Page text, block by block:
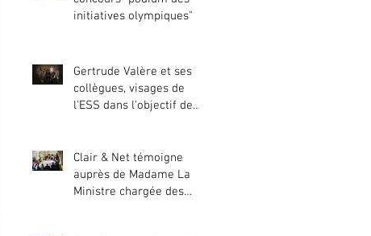
initiatives olympiques"
Gertrude Valère et ses
collègues, visages de
l'ESS dans l'objectif de
Clair & Net témoigne
auprès de Madame La
Ministre chargée des